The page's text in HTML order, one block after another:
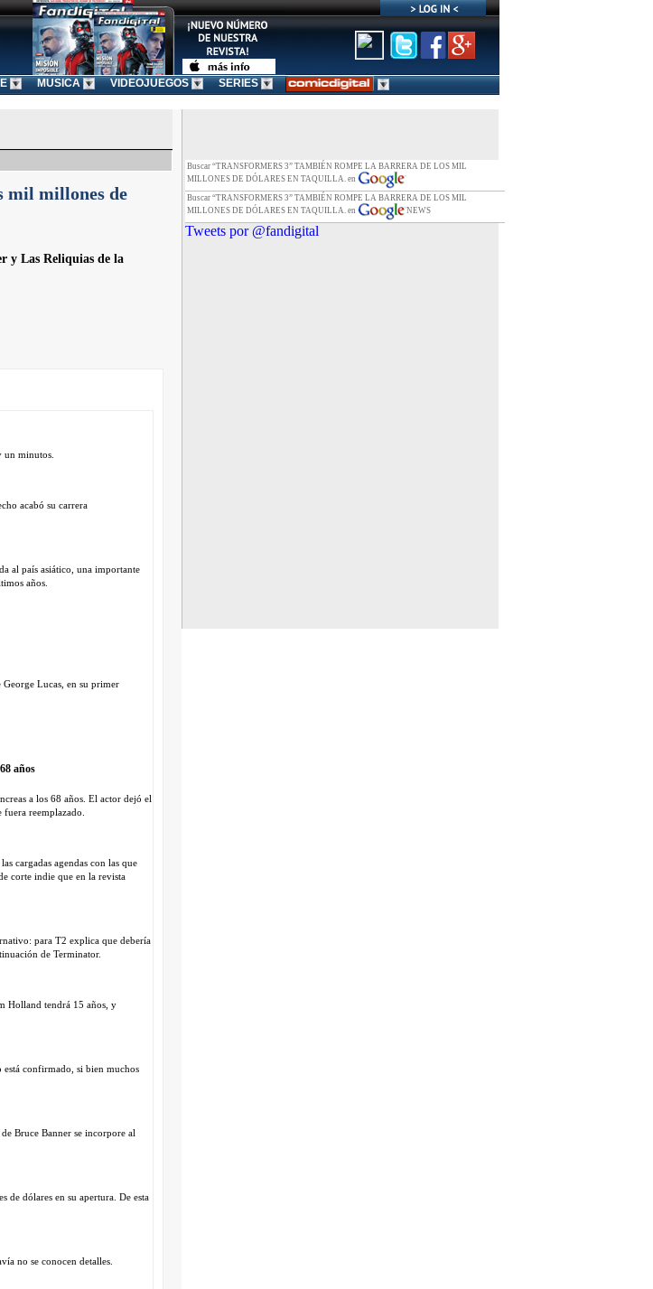
MUSICA VIDEOJUEGOS SERIES
mil millones de
y Las Reliquias de la
un minutos.
acabó su carrera
al país asiático, una importante
años.
Lucas, en su primer
años
a los 68 años. El actor dejó el
reemplazado.
cargadas agendas con las que
corte indie que en la revista
para T2 explica que debería
de Terminator.
Holland tendrá 15 años, y
confirmado, si bien muchos
Bruce Banner se incorpore al
de dólares en su apertura. De esta
no se conocen detalles.
Buscar “TRANSFORMERS 3” TAMBIÉN ROMPE LA BARRERA DE LOS MIL
MILLONES DE DÓLARES EN TAQUILLA. en
Buscar “TRANSFORMERS 3” TAMBIÉN ROMPE LA BARRERA DE LOS MIL
MILLONES DE DÓLARES EN TAQUILLA. en
NEWS
Tweets por @fandigital